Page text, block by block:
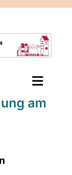
am